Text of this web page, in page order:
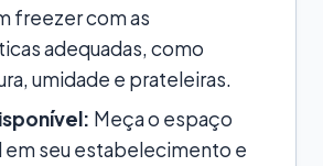
freezer com as
adequadas, como
umidade e prateleiras.
Meça o espaço
em seu estabelecimento e